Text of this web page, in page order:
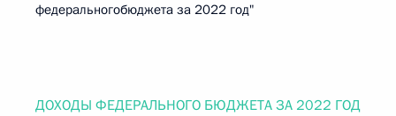
федеральногобюджета за 2022 год"
ДОХОДЫ ФЕДЕРАЛЬНОГО БЮДЖЕТА ЗА 2022 ГОД